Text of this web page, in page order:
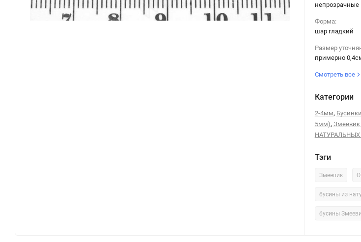
непрозрачные
Форма:
шар гладкий
Размер
примерно
Смотреть все
Категории
2-4мм,
5мм), Змеевик
НАТУРАЛЬНЫХ
Тэги
Змеевик
бусины из
бусины